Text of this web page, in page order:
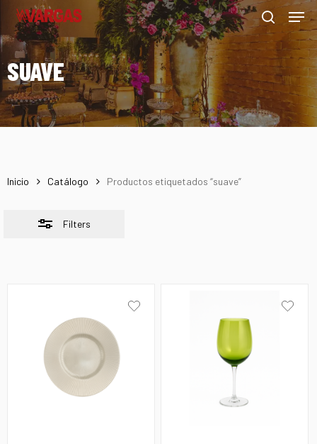
Skip
main
content
search
Menu
SUAVE
Inicio Catálogo Productos etiquetados “suave”
Filters
Close
Filters
Menu